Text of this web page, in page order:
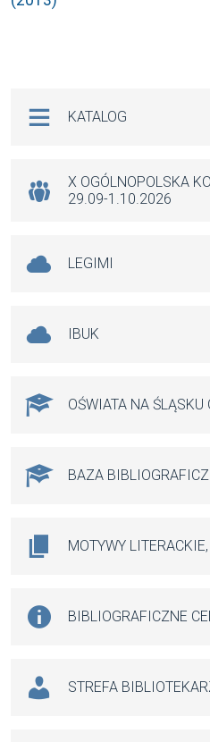
KATALOG
X OGÓLNOPOLSKA
29.09-1.10.2026
LEGIMI
IBUK
OŚWIATA NA
BAZA
MOTYWY
BIBLIOGRAFICZNE
STREFA